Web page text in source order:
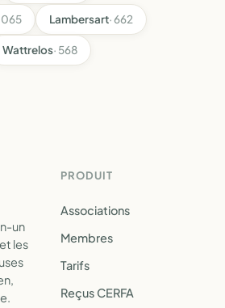
Lambersart· 662
Wattrelos· 568
un
les
PRODUIT
Associations
Membres
Tarifs
Reçus CERFA